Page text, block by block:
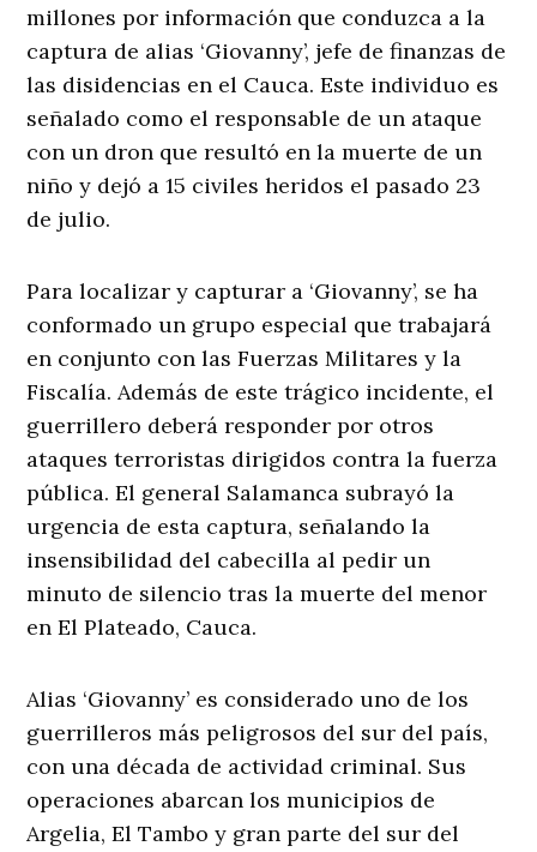
millones por información que conduzca a la
captura de alias ‘Giovanny’, jefe de finanzas de
las disidencias en el Cauca. Este individuo es
señalado como el responsable de un ataque
con un dron que resultó en la muerte de un
niño y dejó a 15 civiles heridos el pasado 23
de julio.
Para localizar y capturar a ‘Giovanny’, se ha
conformado un grupo especial que trabajará
en conjunto con las Fuerzas Militares y la
Fiscalía. Además de este trágico incidente, el
guerrillero deberá responder por otros
ataques terroristas dirigidos contra la fuerza
pública. El general Salamanca subrayó la
urgencia de esta captura, señalando la
insensibilidad del cabecilla al pedir un
minuto de silencio tras la muerte del menor
en El Plateado, Cauca.
Alias ‘Giovanny’ es considerado uno de los
guerrilleros más peligrosos del sur del país,
con una década de actividad criminal. Sus
operaciones abarcan los municipios de
Argelia, El Tambo y gran parte del sur del